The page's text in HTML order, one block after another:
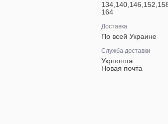
164
Доставка
По всей Украине
Служба доставки
Укрпошта
Новая почта